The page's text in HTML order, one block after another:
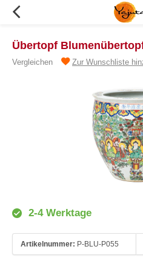
Übertopf
Vergleichen Zur Wunschliste
2-4 Werktage
Artikelnummer: P-BLU-P055